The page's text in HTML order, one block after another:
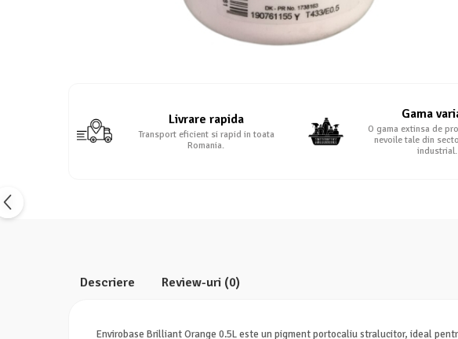
Livrare rapida
Transport eficient si rapid in toata
Romania.
Gama
O gama extinsa de
nevoile tale din
industrial.
Descriere Review-uri (0)
Envirobase Brilliant Orange 0.5L este un pigment portocaliu stralucitor, ideal